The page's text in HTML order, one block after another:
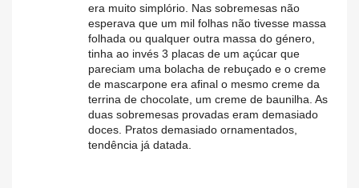
era muito simplório. Nas sobremesas não
esperava que um mil folhas não tivesse massa
folhada ou qualquer outra massa do género,
tinha ao invés 3 placas de um açúcar que
pareciam uma bolacha de rebuçado e o creme
de mascarpone era afinal o mesmo creme da
terrina de chocolate, um creme de baunilha. As
duas sobremesas provadas eram demasiado
doces. Pratos demasiado ornamentados,
tendência já datada.